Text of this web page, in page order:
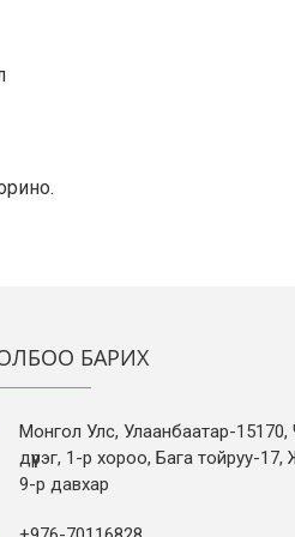
БАРИХ
Монгол Улс, Улаанбаатар-15170,
дүүрэг, 1-р хороо, Бага тойруу-
9-р давхар